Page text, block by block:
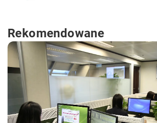
Rekomendowane